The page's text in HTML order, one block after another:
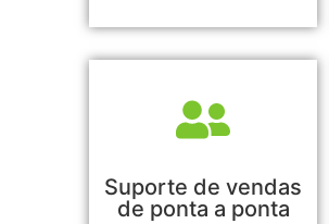
Suporte de vendas
de ponta a ponta